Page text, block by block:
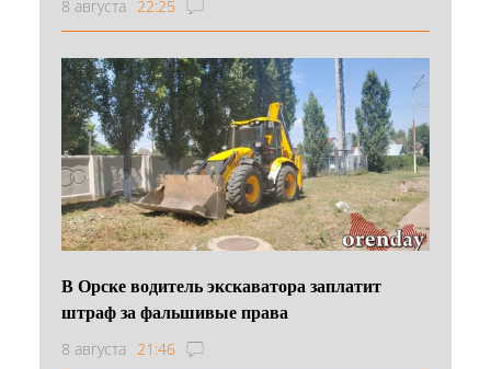
8 августа 22:25
В Орске водитель экскаватора заплатит
штраф за фальшивые права
8 августа 21:46